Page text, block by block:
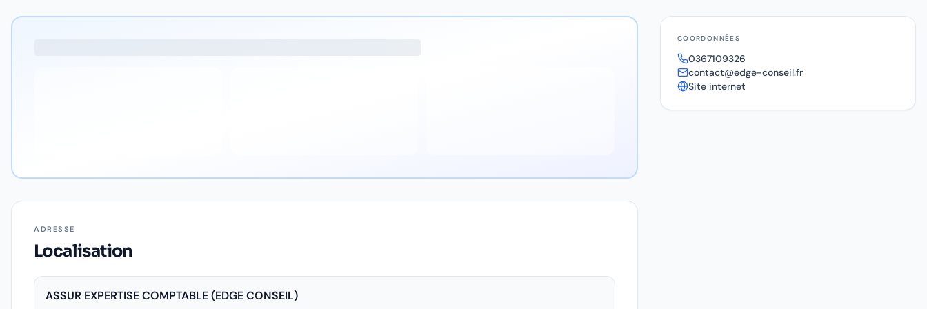
ADRESSE
Localisation
ASSUR EXPERTISE COMPTABLE (EDGE CONSEIL)
COORDONNÉES
0367109326
contact@edge-conseil.fr
Site internet